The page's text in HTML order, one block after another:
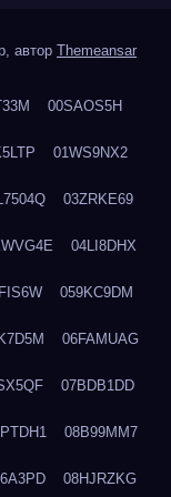
автор Themeansar
00SAOS5H
01WS9NX2
03ZRKE69
04LI8DHX
059KC9DM
06FAMUAG
07BDB1DD
08B99MM7
08HJRZKG